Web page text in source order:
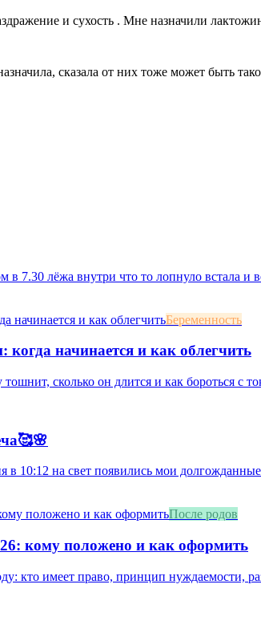
и сухость . Мне назначили
сказала от них тоже может быть
в 7.30 лёжа внутри что то лопнуло встала
Беременность
когда начинается и как облегчить
тошнит, сколько он длится и как бороться
в 10:12 на свет появились мои
После родов
кому положено и как оформить
кто имеет право, принцип нуждаемости,